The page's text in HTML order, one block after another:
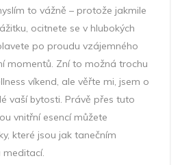
to vážně – protože jakmile
ocitnete se v hlubokých
po proudu vzájemného
momentů. Zní to možná trochu
víkend, ale věřte mi, jsem o
vaší bytosti. Právě přes tuto
vnitřní esencí můžete
které jsou jak tanečním
meditací.